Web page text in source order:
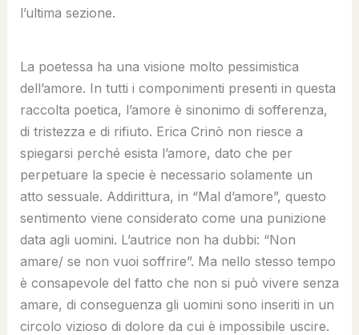
l’ultima sezione.
La poetessa ha una visione molto pessimistica
dell’amore. In tutti i componimenti presenti in questa
raccolta poetica, l’amore è sinonimo di sofferenza,
di tristezza e di rifiuto. Erica Crinò non riesce a
spiegarsi perché esista l’amore, dato che per
perpetuare la specie è necessario solamente un
atto sessuale. Addirittura, in “Mal d’amore”, questo
sentimento viene considerato come una punizione
data agli uomini. L’autrice non ha dubbi: “Non
amare/ se non vuoi soffrire”. Ma nello stesso tempo
è consapevole del fatto che non si può vivere senza
amare, di conseguenza gli uomini sono inseriti in un
circolo vizioso di dolore da cui è impossibile uscire.